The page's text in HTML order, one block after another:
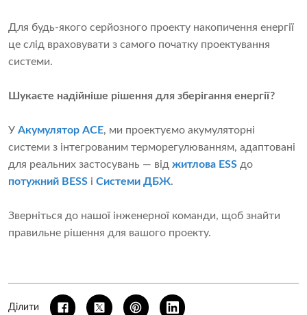
Для будь-якого серйозного проекту накопичення енергії
це слід враховувати з самого початку проектування
системи.
Шукаєте надійніше рішення для зберігання енергії?
У Акумулятор ACE, ми проектуємо акумуляторні
системи з інтегрованим терморегулюванням, адаптовані
для реальних застосувань — від житлова ESS до
потужний BESS і Системи ДБЖ.
Зверніться до нашої інженерної команди, щоб знайти
правильне рішення для вашого проекту.
Ділити